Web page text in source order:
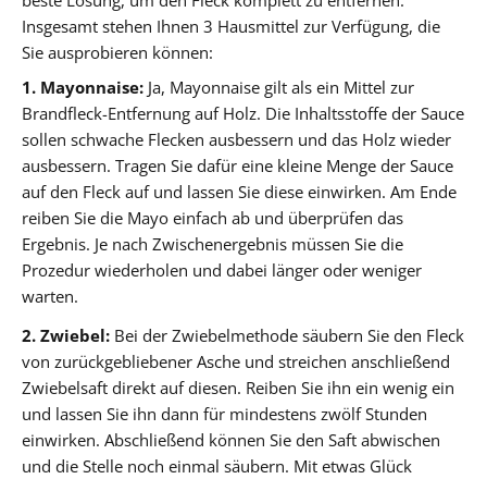
Insgesamt stehen Ihnen 3 Hausmittel zur Verfügung, die
Sie ausprobieren können:
1. Mayonnaise: Ja, Mayonnaise gilt als ein Mittel zur
Brandfleck-Entfernung auf Holz. Die Inhaltsstoffe der Sauce
sollen schwache Flecken ausbessern und das Holz wieder
ausbessern. Tragen Sie dafür eine kleine Menge der Sauce
auf den Fleck auf und lassen Sie diese einwirken. Am Ende
reiben Sie die Mayo einfach ab und überprüfen das
Ergebnis. Je nach Zwischenergebnis müssen Sie die
Prozedur wiederholen und dabei länger oder weniger
warten.
2. Zwiebel: Bei der Zwiebelmethode säubern Sie den Fleck
von zurückgebliebener Asche und streichen anschließend
Zwiebelsaft direkt auf diesen. Reiben Sie ihn ein wenig ein
und lassen Sie ihn dann für mindestens zwölf Stunden
einwirken. Abschließend können Sie den Saft abwischen
und die Stelle noch einmal säubern. Mit etwas Glück